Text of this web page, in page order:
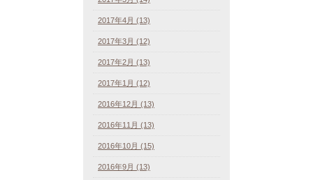
2017年4月 (13)
2017年3月 (12)
2017年2月 (13)
2017年1月 (12)
2016年12月 (13)
2016年11月 (13)
2016年10月 (15)
2016年9月 (13)